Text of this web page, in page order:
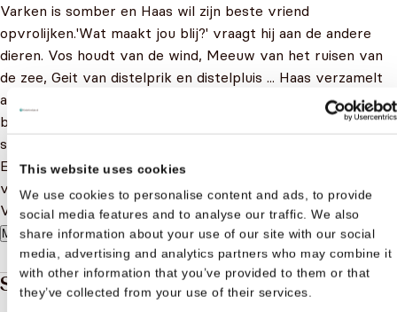
This website uses cookies
We use cookies to personalise content and ads, to provide
social media features and to analyse our traffic. We also
share information about your use of our site with our social
media, advertising and analytics partners who may combine it
with other information that you’ve provided to them or that
they’ve collected from your use of their services.
Varken is somber en Haas wil zijn beste vriend
opvrolijken.'Wat maakt jou blij?' vraagt hij aan de andere
dieren. Vos houdt van de wind, Meeuw van het ruisen van
de zee, Geit van distelprik en distelpluis ... Haas verzamelt
alle blijmakers in een ton, husselt ze goed door elkaar en
brengt zijn bijzondere cadeau naar Varken. Zou zijn
sombere vriend hiervan weer vrolijk worden?
Een opgewekt boek over vriendschap, elkaar helpen én de
verschillende zintuigen
Voor vrolijke dierenvrienden vanaf 4 jaar.
Meer lezen
Specificaties